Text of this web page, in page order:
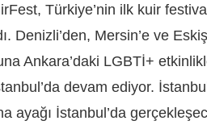
Türkiye’nin ilk kuir
Denizli’den, Mersin’e ve
Ankara’daki LGBTİ+
devam ediyor.
ayağı İstanbul’da